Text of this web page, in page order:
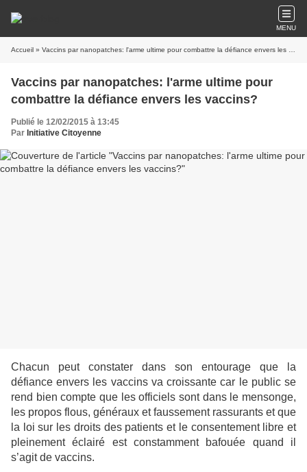
MENU
Accueil » Vaccins par nanopatches: l'arme ultime pour combattre la défiance envers les vaccins?
Vaccins par nanopatches: l'arme ultime pour
combattre la défiance envers les vaccins?
Publié le 12/02/2015 à 13:45
Par Initiative Citoyenne
Chacun peut constater dans son entourage que la
défiance envers les vaccins va croissante car le public se
rend bien compte que les officiels sont dans le mensonge,
les propos flous, généraux et faussement rassurants et que
la loi sur les droits des patients et le consentement libre et
pleinement éclairé est constamment bafouée quand il
s’agit de vaccins.